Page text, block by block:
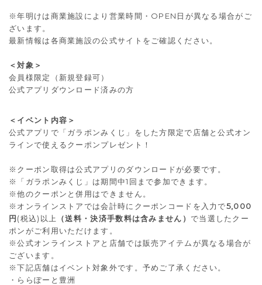
※年明けは商業施設により営業時間・OPEN日が異なる場合がご
ざいます。
最新情報は各商業施設の公式サイトをご確認ください。
＜対象＞
会員様限定（新規登録可）
公式アプリダウンロード済みの方
＜イベント内容＞
公式アプリで「ガラポンみくじ」をした方限定で店舗と公式オン
ラインで使えるクーポンプレゼント！
※クーポン取得は公式アプリのダウンロードが必要です。
※「ガラポンみくじ」は期間中1回まで参加できます。
※他のクーポンと併用はできません。
※オンラインストアでは会計時にクーポンコードを入力で5,000
円(税込)以上 （送料・決済手数料は含みません） で当選したクー
ポンがご利用いただけます。
※公式オンラインストアと店舗では販売アイテムが異なる場合が
ございます。
※下記店舗はイベント対象外です。予めご了承ください。
・ららぽーと豊洲